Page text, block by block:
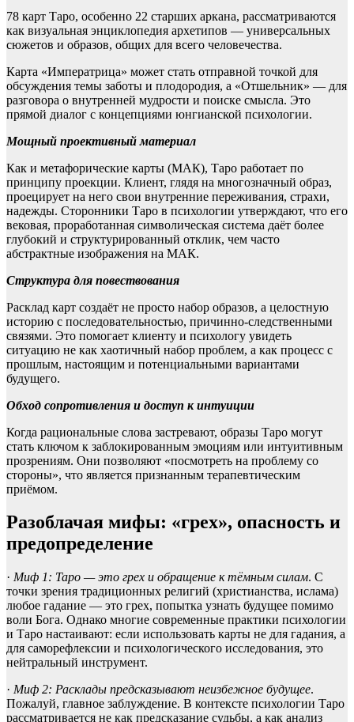
78 карт Таро, особенно 22 старших аркана, рассматриваются
как визуальная энциклопедия архетипов — универсальных
сюжетов и образов, общих для всего человечества.
Карта «Императрица» может стать отправной точкой для
обсуждения темы заботы и плодородия, а «Отшельник» — для
разговора о внутренней мудрости и поиске смысла. Это
прямой диалог с концепциями юнгианской психологии.
Мощный проективный материал
Как и метафорические карты (МАК), Таро работает по
принципу проекции. Клиент, глядя на многозначный образ,
проецирует на него свои внутренние переживания, страхи,
надежды. Сторонники Таро в психологии утверждают, что его
вековая, проработанная символическая система даёт более
глубокий и структурированный отклик, чем часто
абстрактные изображения на МАК.
Структура для повествования
Расклад карт создаёт не просто набор образов, а целостную
историю с последовательностью, причинно-следственными
связями. Это помогает клиенту и психологу увидеть
ситуацию не как хаотичный набор проблем, а как процесс с
прошлым, настоящим и потенциальными вариантами
будущего.
Обход сопротивления и доступ к интуиции
Когда рациональные слова застревают, образы Таро могут
стать ключом к заблокированным эмоциям или интуитивным
прозрениям. Они позволяют «посмотреть на проблему со
стороны», что является признанным терапевтическим
приёмом.
Разоблачая мифы: «грех», опасность и
предопределение
· Миф 1: Таро — это грех и обращение к тёмным силам. С
точки зрения традиционных религий (христианства, ислама)
любое гадание — это грех, попытка узнать будущее помимо
воли Бога. Однако многие современные практики психологии
и Таро настаивают: если использовать карты не для гадания, а
для саморефлексии и психологического исследования, это
нейтральный инструмент.
· Миф 2: Расклады предсказывают неизбежное будущее.
Пожалуй, главное заблуждение. В контексте психологии Таро
рассматривается не как предсказание судьбы, а как анализ